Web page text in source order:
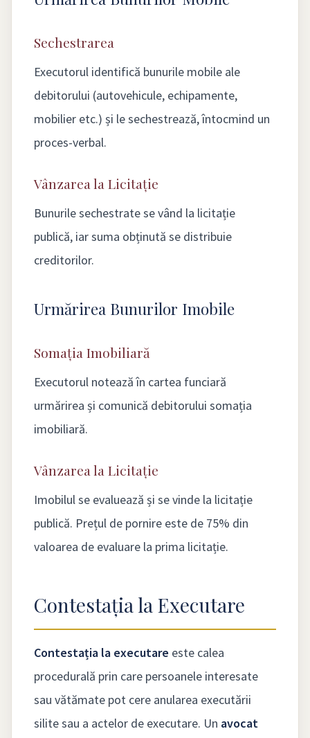
Sechestrarea
Executorul identifică bunurile mobile ale
debitorului (autovehicule, echipamente,
mobilier etc.) și le sechestrează, întocmind un
proces-verbal.
Vânzarea la Licitație
Bunurile sechestrate se vând la licitație
publică, iar suma obținută se distribuie
creditorilor.
Urmărirea Bunurilor Imobile
Somația Imobiliară
Executorul notează în cartea funciară
urmărirea și comunică debitorului somația
imobiliară.
Vânzarea la Licitație
Imobilul se evaluează și se vinde la licitație
publică. Prețul de pornire este de 75% din
valoarea de evaluare la prima licitație.
Contestația la Executare
Contestația la executare este calea
procedurală prin care persoanele interesate
sau vătămate pot cere anularea executării
silite sau a actelor de executare. Un avocat